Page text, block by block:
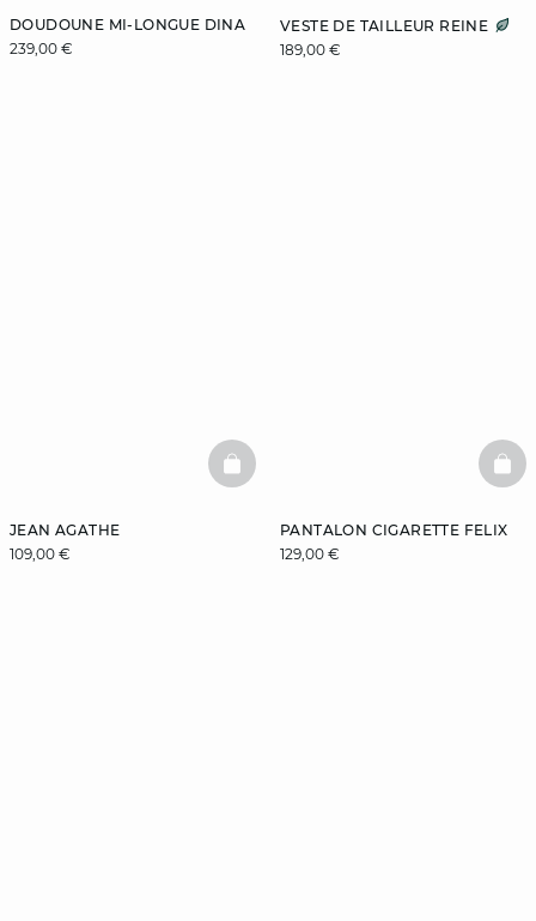
DOUDOUNE MI-LONGUE DINA
239,00 €
VESTE DE TAILLEUR REINE
189,00 €
JEAN AGATHE
109,00 €
BASKETFULL
PANTALON CIGARETTE FELIX
129,00 €